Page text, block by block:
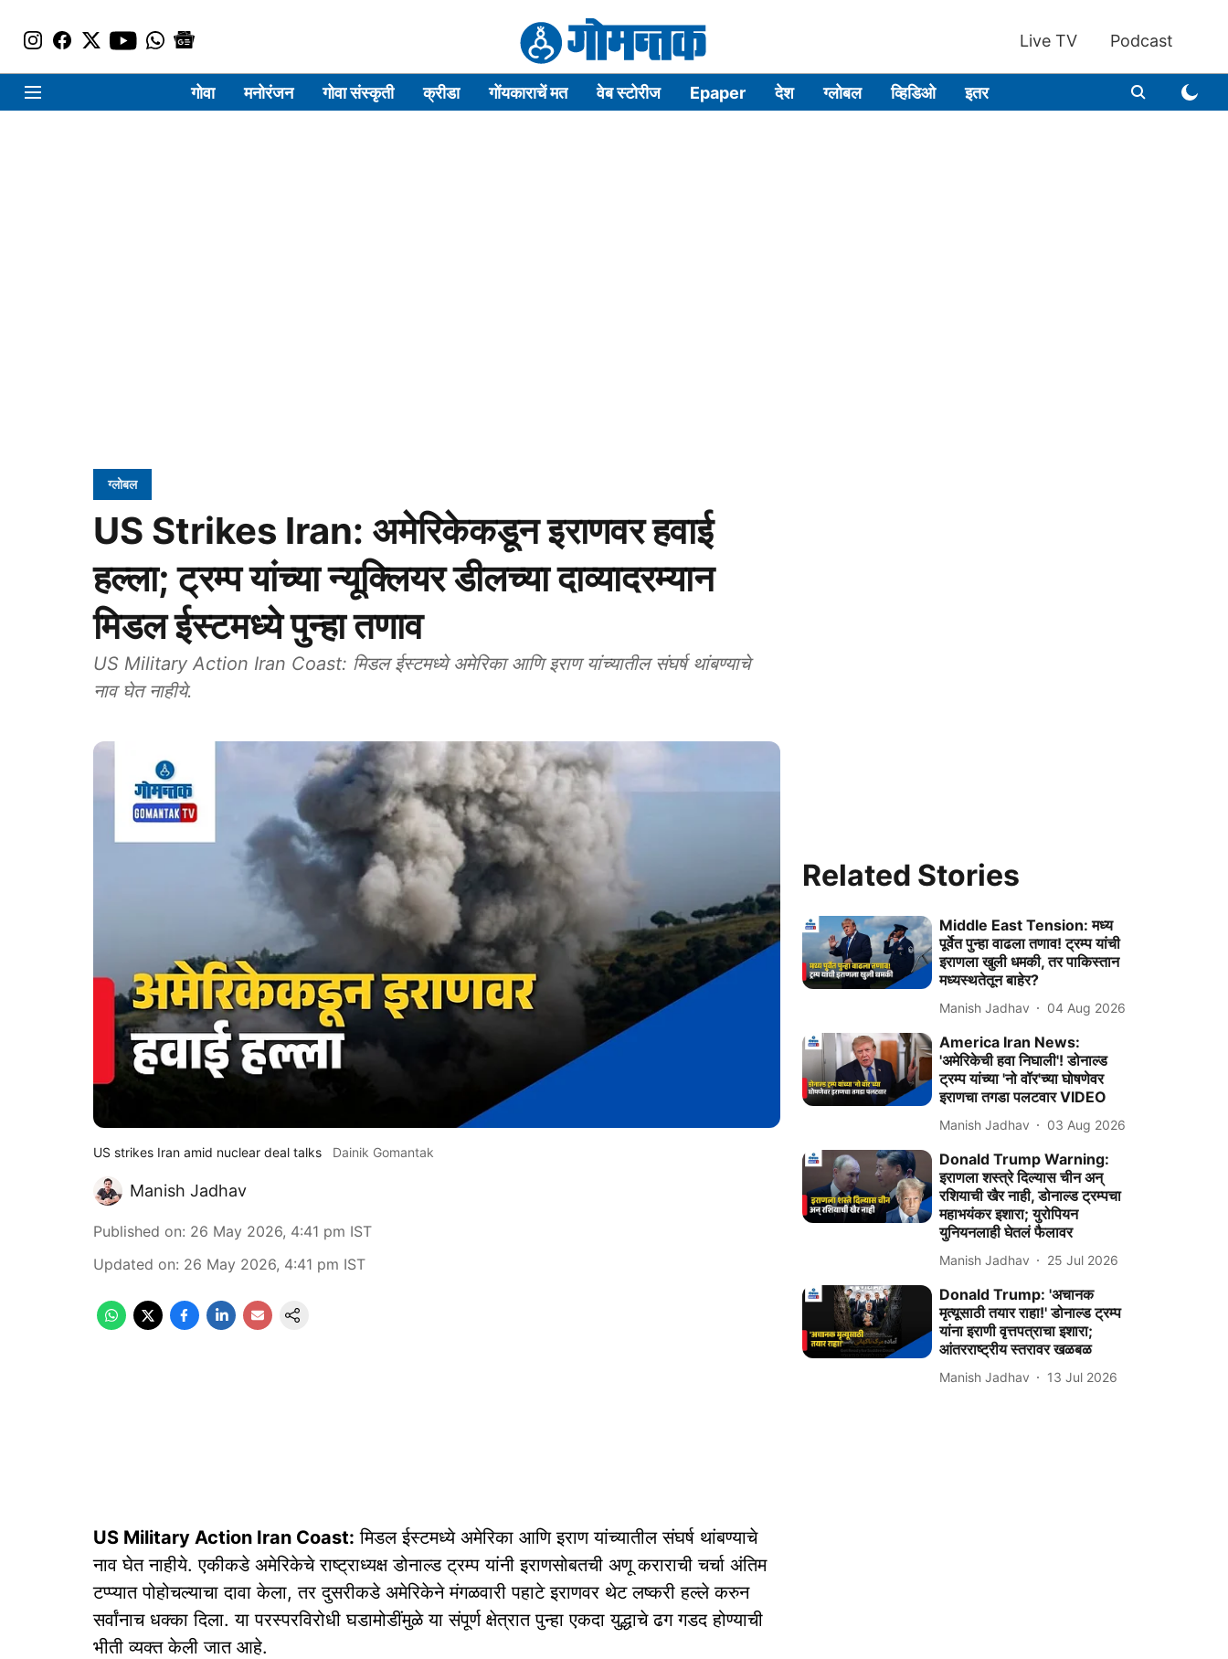
Live TV Podcast
गोवा मनोरंजन गोवा संस्कृती क्रीडा गोंयकाराचें मत वेब स्टोरीज Epaper देश ग्लोबल व्हिडिओ इतर
ग्लोबल
US Strikes Iran: अमेरिकेकडून इराणवर हवाई
हल्ला; ट्रम्प यांच्या न्यूक्लियर डीलच्या दाव्यादरम्यान
मिडल ईस्टमध्ये पुन्हा तणाव
US Military Action Iran Coast: मिडल ईस्टमध्ये अमेरिका आणि इराण यांच्यातील संघर्ष थांबण्याचे
नाव घेत नाहीये.
US strikes Iran amid nuclear deal talks Dainik Gomantak
Manish Jadhav
Published on: 26 May 2026, 4:41 pm IST
Updated on: 26 May 2026, 4:41 pm IST
US Military Action Iran Coast: मिडल ईस्टमध्ये अमेरिका आणि इराण यांच्यातील संघर्ष थांबण्याचे
नाव घेत नाहीये. एकीकडे अमेरिकेचे राष्ट्राध्यक्ष डोनाल्ड ट्रम्प यांनी इराणसोबतची अणू कराराची चर्चा अंतिम
टप्प्यात पोहोचल्याचा दावा केला, तर दुसरीकडे अमेरिकेने मंगळवारी पहाटे इराणवर थेट लष्करी हल्ले करुन
सर्वांनाच धक्का दिला. या परस्परविरोधी घडामोडींमुळे या संपूर्ण क्षेत्रात पुन्हा एकदा युद्धाचे ढग गडद होण्याची
भीती व्यक्त केली जात आहे.
Related Stories
Middle East Tension: मध्य
पूर्वेत पुन्हा वाढला तणाव! ट्रम्प यांची
इराणला खुली धमकी, तर पाकिस्तान
मध्यस्थतेतून बाहेर?
Manish Jadhav 04 Aug 2026
America Iran News:
'अमेरिकेची हवा निघाली'! डोनाल्ड
ट्रम्प यांच्या 'नो वॉर'च्या घोषणेवर
इराणचा तगडा पलटवार VIDEO
Manish Jadhav 03 Aug 2026
Donald Trump Warning:
इराणला शस्त्रे दिल्यास चीन अन्
रशियाची खैर नाही, डोनाल्ड ट्रम्पचा
महाभयंकर इशारा; युरोपियन
युनियनलाही घेतलं फैलावर
Manish Jadhav 25 Jul 2026
Donald Trump: 'अचानक
मृत्यूसाठी तयार राहा!' डोनाल्ड ट्रम्प
यांना इराणी वृत्तपत्राचा इशारा;
आंतरराष्ट्रीय स्तरावर खळबळ
Manish Jadhav 13 Jul 2026